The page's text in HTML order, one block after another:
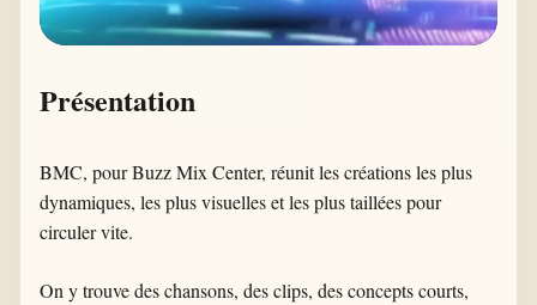
Présentation
BMC, pour Buzz Mix Center, réunit les créations les plus
dynamiques, les plus visuelles et les plus taillées pour
circuler vite.
On y trouve des chansons, des clips, des concepts courts,